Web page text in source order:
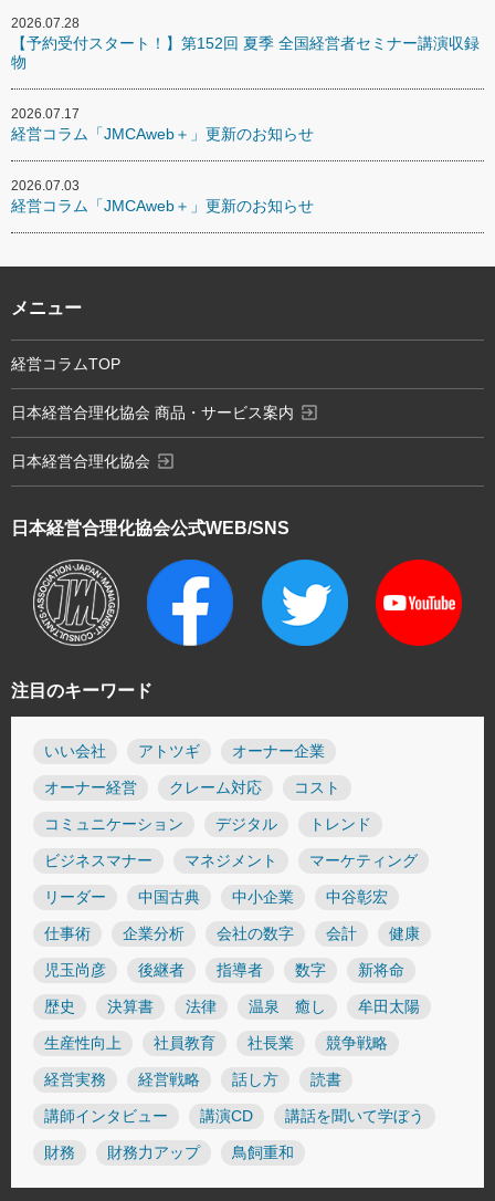
2026.07.28
【予約受付スタート！】第152回 夏季 全国経営者セミナー講演収録
物
2026.07.17
経営コラム「JMCAweb＋」更新のお知らせ
2026.07.03
経営コラム「JMCAweb＋」更新のお知らせ
注目のキーワード
いい会社 アトツギ オーナー企業
オーナー経営 クレーム対応 コスト
コミュニケーション デジタル トレンド
ビジネスマナー マネジメント マーケティング
リーダー 中国古典 中小企業 中谷彰宏
仕事術 企業分析 会社の数字 会計 健康
児玉尚彦 後継者 指導者 数字 新将命
歴史 決算書 法律 温泉 癒し 牟田太陽
生産性向上 社員教育 社長業 競争戦略
経営実務 経営戦略 話し方 読書
講師インタビュー 講演CD 講話を聞いて学ぼう
財務 財務力アップ 鳥飼重和
日本経営合理化協会公式WEB/SNS
メニュー
経営コラムTOP
日本経営合理化協会 商品・サービス案内 exit_to_app
日本経営合理化協会 exit_to_app